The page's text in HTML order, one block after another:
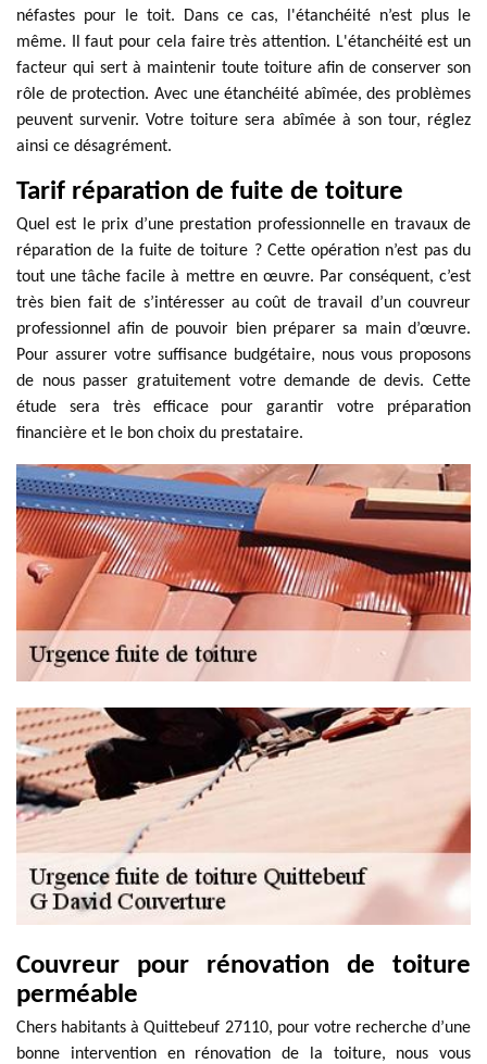
néfastes pour le toit. Dans ce cas, l'étanchéité n’est plus le
même. Il faut pour cela faire très attention. L'étanchéité est un
facteur qui sert à maintenir toute toiture afin de conserver son
rôle de protection. Avec une étanchéité abîmée, des problèmes
peuvent survenir. Votre toiture sera abîmée à son tour, réglez
ainsi ce désagrément.
Tarif réparation de fuite de toiture
Quel est le prix d’une prestation professionnelle en travaux de
réparation de la fuite de toiture ? Cette opération n’est pas du
tout une tâche facile à mettre en œuvre. Par conséquent, c’est
très bien fait de s’intéresser au coût de travail d’un couvreur
professionnel afin de pouvoir bien préparer sa main d’œuvre.
Pour assurer votre suffisance budgétaire, nous vous proposons
de nous passer gratuitement votre demande de devis. Cette
étude sera très efficace pour garantir votre préparation
financière et le bon choix du prestataire.
Couvreur pour rénovation de toiture
perméable
Chers habitants à Quittebeuf 27110, pour votre recherche d’une
bonne intervention en rénovation de la toiture, nous vous